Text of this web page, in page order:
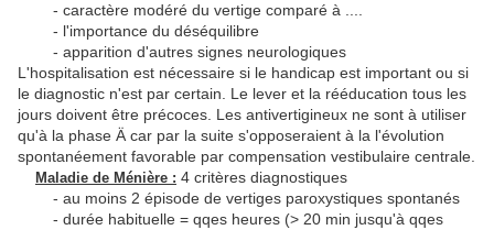
- caractère modéré du vertige comparé à ....
- l'importance du déséquilibre
- apparition d'autres signes neurologiques
L'hospitalisation est nécessaire si le handicap est important ou si
le diagnostic n'est par certain. Le lever et la rééducation tous les
jours doivent être précoces. Les antivertigineux ne sont à utiliser
qu'à la phase Ä car par la suite s'opposeraient à la l'évolution
spontanéement favorable par compensation vestibulaire centrale.
Maladie de Ménière : 4 critères diagnostiques
- au moins 2 épisode de vertiges paroxystiques spontanés
- durée habituelle = qqes heures (> 20 min jusqu'à qqes